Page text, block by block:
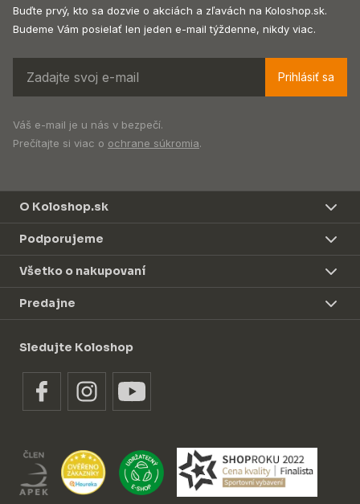
Buďte prvý, kto sa dozvie o akciách a zľavách na Koloshop.sk.
Budeme Vám posielať len jeden e-mail týždenne, nikdy viac.
Prihlásiť sa
Váš e-mail je u nás v bezpečí.
Prečítajte si viac o ochrane súkromia.
O Koloshop.sk
Podporujeme
Všetko o nakupovaní
Predajne
Sledujte Koloshop